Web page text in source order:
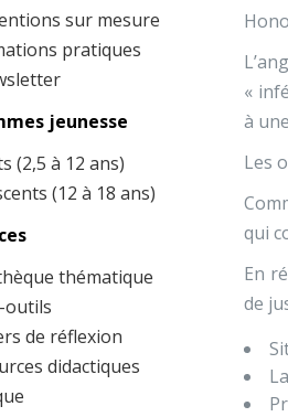
«
à
Les
qui
En
de
sur mesure
pratiques
jeunesse
(2,5 à 12 ans)
(12 à 18 ans)
thématique
outils
de réflexion
didactiques